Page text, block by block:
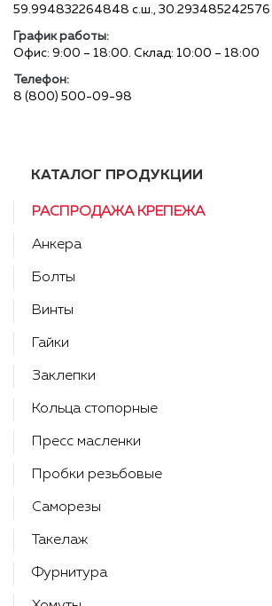
59.994832264848 с.ш., 30.293485242576
График работы:
Офис: 9:00 – 18:00. Склад: 10:00 – 18:00
Телефон:
8 (800) 500-09-98
КАТАЛОГ ПРОДУКЦИИ
РАСПРОДАЖА КРЕПЕЖА
Анкера
Болты
Винты
Гайки
Заклепки
Кольца стопорные
Пресс масленки
Пробки резьбовые
Саморезы
Такелаж
Фурнитура